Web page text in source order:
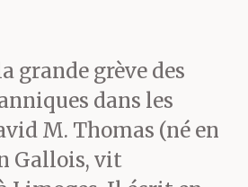
grande grève des
dans les
M. Thomas (né en
Gallois, vit